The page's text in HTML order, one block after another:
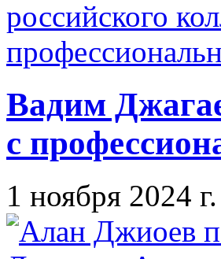
Вадим
с
1 ноября 2024 г.